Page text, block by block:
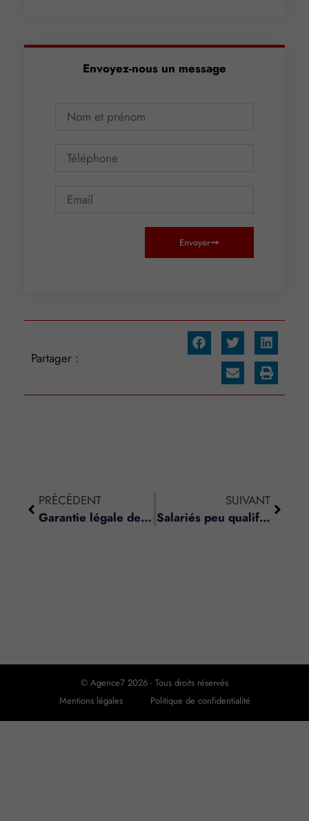
Envoyez-nous un message
Envoyer
Partager :
PRÉCÉDENT
Garantie légale des vices cachés : si le vendeur est un professionnel
SUIVANT
Salariés peu qualifiés = majoration des heures de formation
© Agence7 2026 - Tous droits réservés
Mentions légales
Politique de confidentialité